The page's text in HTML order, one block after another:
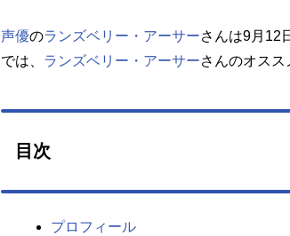
声優のランズベリー・アーサーさんは9月12
では、 ランズベリー・アーサーさんのオスス
目次
プロフィール